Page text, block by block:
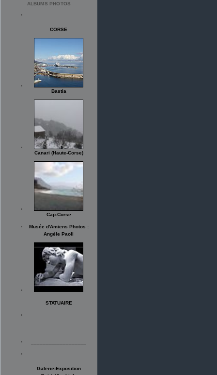
ALBUMS PHOTOS
CORSE
Bastia
Canari (Haute-Corse)
Cap-Corse
Musée d'Amiens Photos :
Angèle Paoli
STATUAIRE
Galerie-Exposition